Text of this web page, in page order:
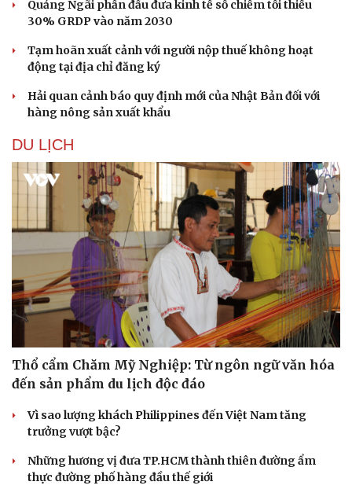
Quảng Ngãi phấn đấu đưa kinh tế số chiếm tối thiểu
30% GRDP vào năm 2030
Tạm hoãn xuất cảnh với người nộp thuế không hoạt
động tại địa chỉ đăng ký
Hải quan cảnh báo quy định mới của Nhật Bản đối với
hàng nông sản xuất khẩu
DU LỊCH
Thổ cẩm Chăm Mỹ Nghiệp: Từ ngôn ngữ văn hóa
đến sản phẩm du lịch độc đáo
Vì sao lượng khách Philippines đến Việt Nam tăng
trưởng vượt bậc?
Những hương vị đưa TP.HCM thành thiên đường ẩm
thực đường phố hàng đầu thế giới